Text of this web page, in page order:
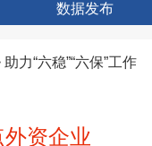
数据发布
助力“六稳”“六保”工作
资企业